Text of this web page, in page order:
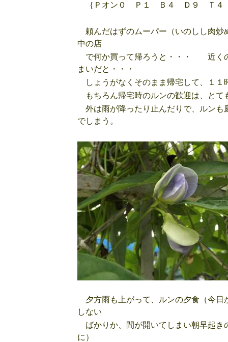
｛Ｐオン０ Ｐ１ Ｂ４ Ｄ９ Ｔ４
頼んだはずのムーパー（いのしし肉炒
中の店
で何か買って帰ろうと・・・ 近く
まいだと・・・
しょうがなくそのまま帰宅して、１
もちろん帰宅時のルンの歓迎は、とて
外は雨が降ったり止んだりで、ルン
でしまう。
夕方雨も上がって、ルンの夕食（今
しない
ばかりか、間が開いてしまい朝早起き
に）